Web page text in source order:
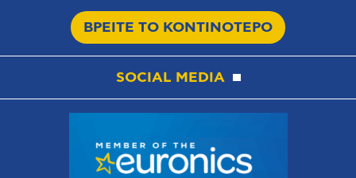
ΒΡΕΙΤΕ ΤΟ ΚΟΝΤΙΝΟΤΕΡΟ
SOCIAL MEDIA